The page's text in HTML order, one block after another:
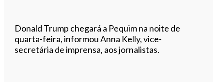
Donald Trump chegará a Pequim na noite de
quarta-feira, informou Anna Kelly, vice-
secretária de imprensa, aos jornalistas.